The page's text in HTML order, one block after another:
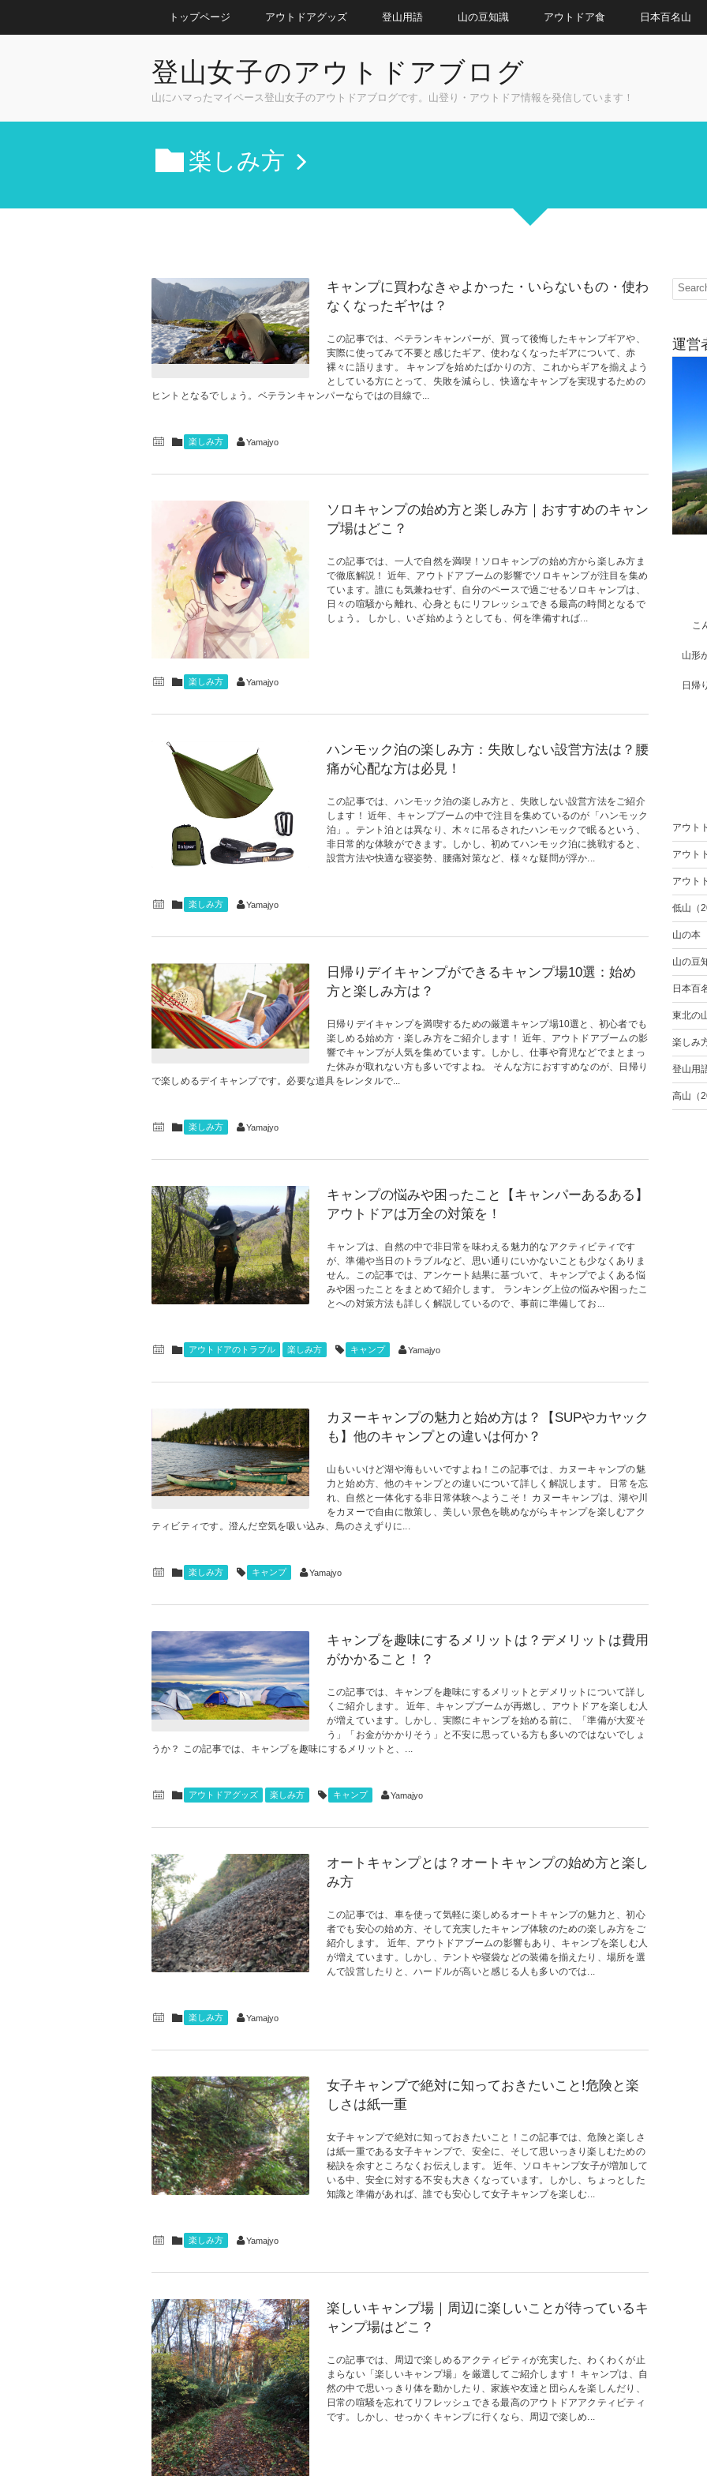
トップページ アウトドアグッズ 登山用語 山の豆知識 アウトドア食 日本百名山
登山女子のアウトドアブログ
山にハマったマイペース登山女子のアウトドアブログです。山登り・アウトドア情報を発信しています！
楽しみ方
キャンプに買わなきゃよかった・いらないもの・使わ
なくなったギヤは？
この記事では、ベテランキャンパーが、買って後悔したキャンプギアや、
実際に使ってみて不要と感じたギア、使わなくなったギアについて、赤
裸々に語ります。 キャンプを始めたばかりの方、これからギアを揃えよう
としている方にとって、失敗を減らし、快適なキャンプを実現するための
ヒントとなるでしょう。ベテランキャンパーならではの目線で...
楽しみ方 Yamajyo
ソロキャンプの始め方と楽しみ方｜おすすめのキャン
プ場はどこ？
この記事では、一人で自然を満喫！ソロキャンプの始め方から楽しみ方ま
で徹底解説！ 近年、アウトドアブームの影響でソロキャンプが注目を集め
ています。誰にも気兼ねせず、自分のペースで過ごせるソロキャンプは、
日々の喧騒から離れ、心身ともにリフレッシュできる最高の時間となるで
しょう。 しかし、いざ始めようとしても、何を準備すれば...
楽しみ方 Yamajyo
ハンモック泊の楽しみ方：失敗しない設営方法は？腰
痛が心配な方は必見！
この記事では、ハンモック泊の楽しみ方と、失敗しない設営方法をご紹介
します！ 近年、キャンプブームの中で注目を集めているのが「ハンモック
泊」。テント泊とは異なり、木々に吊るされたハンモックで眠るという、
非日常的な体験ができます。しかし、初めてハンモック泊に挑戦すると、
設営方法や快適な寝姿勢、腰痛対策など、様々な疑問が浮か...
楽しみ方 Yamajyo
日帰りデイキャンプができるキャンプ場10選：始め
方と楽しみ方は？
日帰りデイキャンプを満喫するための厳選キャンプ場10選と、初心者でも
楽しめる始め方・楽しみ方をご紹介します！ 近年、アウトドアブームの影
響でキャンプが人気を集めています。しかし、仕事や育児などでまとまっ
た休みが取れない方も多いですよね。 そんな方におすすめなのが、日帰り
で楽しめるデイキャンプです。必要な道具をレンタルで...
楽しみ方 Yamajyo
キャンプの悩みや困ったこと【キャンパーあるある】
アウトドアは万全の対策を！
キャンプは、自然の中で非日常を味わえる魅力的なアクティビティです
が、準備や当日のトラブルなど、思い通りにいかないことも少なくありま
せん。この記事では、アンケート結果に基づいて、キャンプでよくある悩
みや困ったことをまとめて紹介します。 ランキング上位の悩みや困ったこ
とへの対策方法も詳しく解説しているので、事前に準備してお...
アウトドアのトラブル 楽しみ方 キャンプ Yamajyo
カヌーキャンプの魅力と始め方は？【SUPやカヤック
も】他のキャンプとの違いは何か？
山もいいけど湖や海もいいですよね！この記事では、カヌーキャンプの魅
力と始め方、他のキャンプとの違いについて詳しく解説します。 日常を忘
れ、自然と一体化する非日常体験へようこそ！ カヌーキャンプは、湖や川
をカヌーで自由に散策し、美しい景色を眺めながらキャンプを楽しむアク
ティビティです。澄んだ空気を吸い込み、鳥のさえずりに...
楽しみ方 キャンプ Yamajyo
キャンプを趣味にするメリットは？デメリットは費用
がかかること！？
この記事では、キャンプを趣味にするメリットとデメリットについて詳し
くご紹介します。 近年、キャンプブームが再燃し、アウトドアを楽しむ人
が増えています。しかし、実際にキャンプを始める前に、「準備が大変そ
う」「お金がかかりそう」と不安に思っている方も多いのではないでしょ
うか？ この記事では、キャンプを趣味にするメリットと、...
アウトドアグッズ 楽しみ方 キャンプ Yamajyo
オートキャンプとは？オートキャンプの始め方と楽し
み方
この記事では、車を使って気軽に楽しめるオートキャンプの魅力と、初心
者でも安心の始め方、そして充実したキャンプ体験のための楽しみ方をご
紹介します。 近年、アウトドアブームの影響もあり、キャンプを楽しむ人
が増えています。しかし、テントや寝袋などの装備を揃えたり、場所を選
んで設営したりと、ハードルが高いと感じる人も多いのでは...
楽しみ方 Yamajyo
女子キャンプで絶対に知っておきたいこと!危険と楽
しさは紙一重
女子キャンプで絶対に知っておきたいこと！この記事では、危険と楽しさ
は紙一重である女子キャンプで、安全に、そして思いっきり楽しむための
秘訣を余すところなくお伝えします。 近年、ソロキャンプ女子が増加して
いる中、安全に対する不安も大きくなっています。しかし、ちょっとした
知識と準備があれば、誰でも安心して女子キャンプを楽しむ...
楽しみ方 Yamajyo
楽しいキャンプ場｜周辺に楽しいことが待っているキ
ャンプ場はどこ？
この記事では、周辺で楽しめるアクティビティが充実した、わくわくが止
まらない「楽しいキャンプ場」を厳選してご紹介します！ キャンプは、自
然の中で思いっきり体を動かしたり、家族や友達と団らんを楽しんだり、
日常の喧騒を忘れてリフレッシュできる最高のアウトドアアクティビティ
です。しかし、せっかくキャンプに行くなら、周辺で楽しめ...
運営
こ
山形
日帰
アウト
アウト
アウト
低山（
山の本
山の豆
日本百
東北の
楽しみ
登山用
高山（